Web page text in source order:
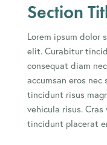
Section
Lorem ipsum dolor
elit. Curabitur
consequat diam
accumsan eros nec
tincidunt risus
vehicula risus.
tincidunt placerat